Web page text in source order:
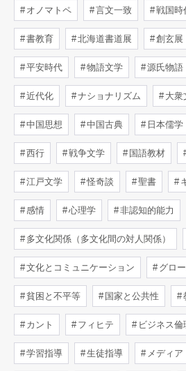
オノマトペ 言文一致 戦国時
書教育 北海道書道展 創玄展
平安時代 物語文学 源氏物語
近代化 ナショナリズム 大衆
中国思想 中国古典 日本儒学
西行 戦争文学 国語教材
江戸文学 怪奇談 聖書
感情 心理学 非認知的能力
多文化関係（多文化間の対人関係）
文化とコミュニケーション グロ
貧困と不平等 国家と公共性
カント フィヒテ ビジネス倫
学習指導 生徒指導 メディア